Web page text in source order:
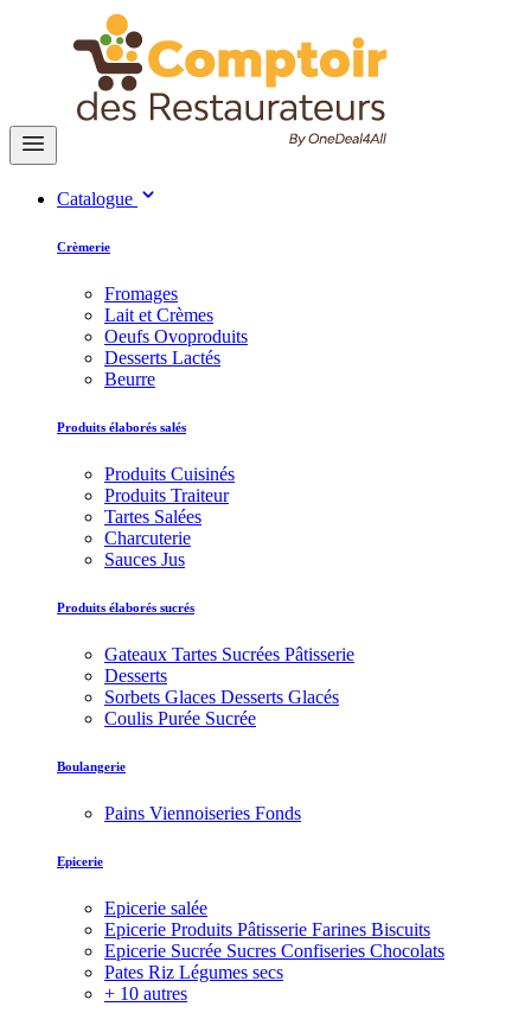
Catalogue
Crèmerie
Fromages
Lait et Crèmes
Oeufs Ovoproduits
Desserts Lactés
Beurre
Produits élaborés salés
Produits Cuisinés
Produits Traiteur
Tartes Salées
Charcuterie
Sauces Jus
Produits élaborés sucrés
Gateaux Tartes Sucrées Pâtisserie
Desserts
Sorbets Glaces Desserts Glacés
Coulis Purée Sucrée
Boulangerie
Pains Viennoiseries Fonds
Epicerie
Epicerie salée
Epicerie Produits Pâtisserie Farines Biscuits
Epicerie Sucrée Sucres Confiseries Chocolats
Pates Riz Légumes secs
+ 10 autres